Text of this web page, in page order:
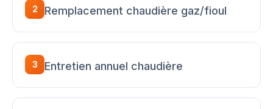
2 Remplacement chaudière gaz/fioul
3 Entretien annuel chaudière